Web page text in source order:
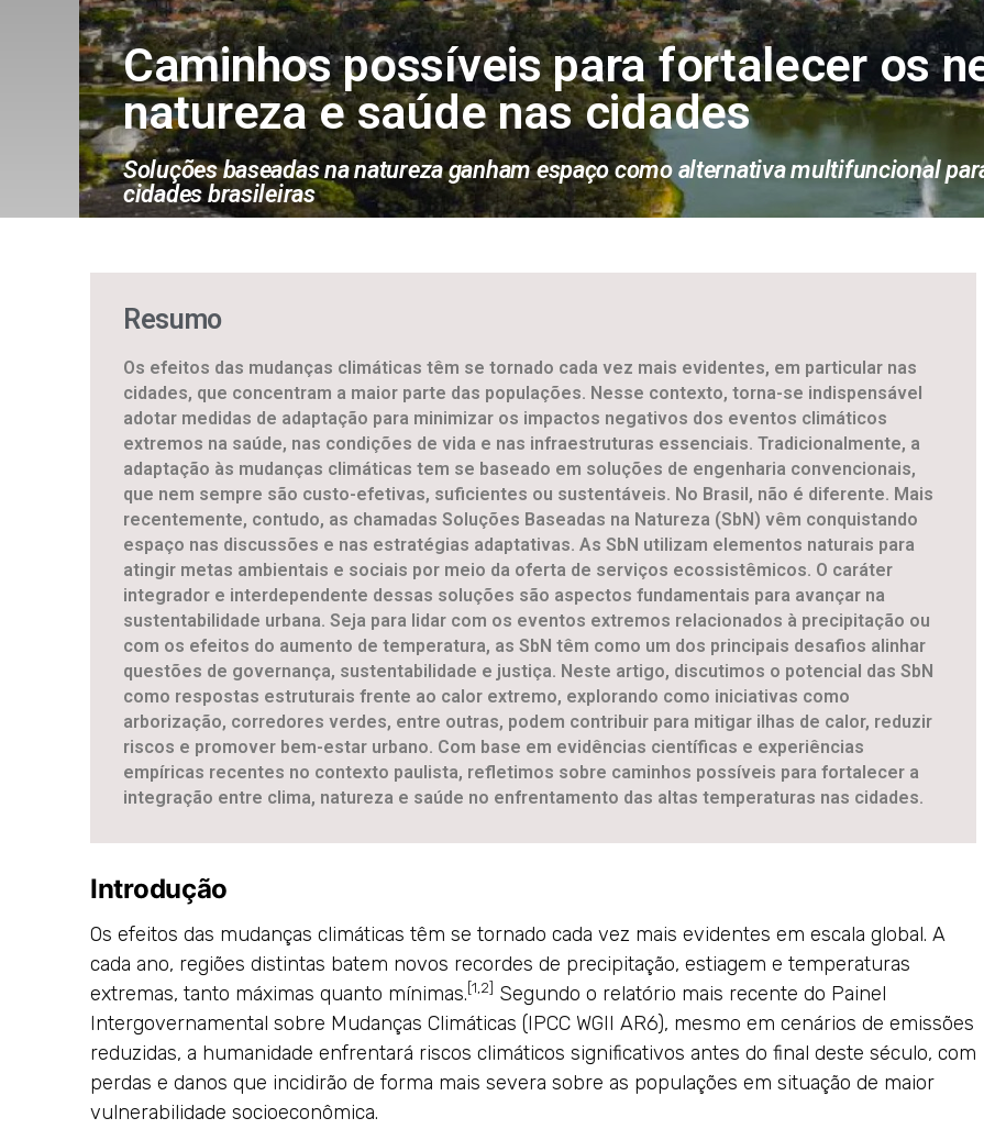
Caminhos possíveis para fortalecer os
natureza e saúde nas cidades
Soluções baseadas na natureza ganham espaço como alternativa multifuncional
cidades brasileiras
Resumo
Os efeitos das mudanças climáticas têm se tornado cada vez mais evidentes, em particular nas
cidades, que concentram a maior parte das populações. Nesse contexto, torna-se indispensável
adotar medidas de adaptação para minimizar os impactos negativos dos eventos climáticos
extremos na saúde, nas condições de vida e nas infraestruturas essenciais. Tradicionalmente, a
adaptação às mudanças climáticas tem se baseado em soluções de engenharia convencionais,
que nem sempre são custo-efetivas, suficientes ou sustentáveis. No Brasil, não é diferente. Mais
recentemente, contudo, as chamadas Soluções Baseadas na Natureza (SbN) vêm conquistando
espaço nas discussões e nas estratégias adaptativas. As SbN utilizam elementos naturais para
atingir metas ambientais e sociais por meio da oferta de serviços ecossistêmicos. O caráter
integrador e interdependente dessas soluções são aspectos fundamentais para avançar na
sustentabilidade urbana. Seja para lidar com os eventos extremos relacionados à precipitação ou
com os efeitos do aumento de temperatura, as SbN têm como um dos principais desafios alinhar
questões de governança, sustentabilidade e justiça. Neste artigo, discutimos o potencial das SbN
como respostas estruturais frente ao calor extremo, explorando como iniciativas como
arborização, corredores verdes, entre outras, podem contribuir para mitigar ilhas de calor, reduzir
riscos e promover bem-estar urbano. Com base em evidências científicas e experiências
empíricas recentes no contexto paulista, refletimos sobre caminhos possíveis para fortalecer a
integração entre clima, natureza e saúde no enfrentamento das altas temperaturas nas cidades.
Introdução
Os efeitos das mudanças climáticas têm se tornado cada vez mais evidentes em escala global. A
cada ano, regiões distintas batem novos recordes de precipitação, estiagem e temperaturas
extremas, tanto máximas quanto mínimas.[1,2] Segundo o relatório mais recente do Painel
Intergovernamental sobre Mudanças Climáticas (IPCC WGII AR6), mesmo em cenários de emissões
reduzidas, a humanidade enfrentará riscos climáticos significativos antes do final deste século, com
perdas e danos que incidirão de forma mais severa sobre as populações em situação de maior
vulnerabilidade socioeconômica.